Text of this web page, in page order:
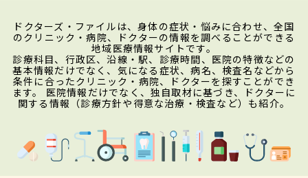
ドクターズ・ファイルは、身体の症状・悩みに合わせ、全国
のクリニック・病院、ドクターの情報を調べることができる
地域医療情報サイトです。
診療科目、行政区、沿線・駅、診療時間、医院の特徴などの
基本情報だけでなく、気になる症状、病名、検査名などから
条件に合ったクリニック・病院、ドクターを探すことができ
ます。 医院情報だけでなく、独自取材に基づき、ドクターに
関する情報（診療方針や得意な治療・検査など）も紹介。